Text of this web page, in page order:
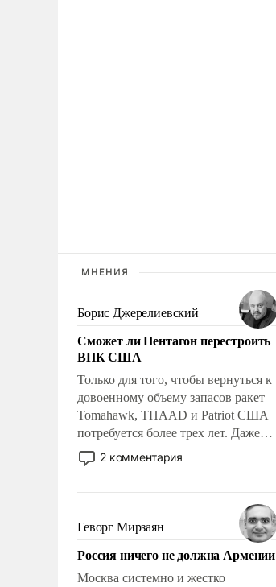
МНЕНИЯ
Борис Джерелиевский
Сможет ли Пентагон перестроить
ВПК США
Только для того, чтобы вернуться к
довоенному объему запасов ракет
Tomahawk, THAAD и Patriot США
потребуется более трех лет. Даже
небольшая война с Ираном
опустошила американские
уязвимости США, например, перед
Китаем.
2 комментария
Геворг Мирзаян
Россия ничего не должна Армении
Москва системно и жестко